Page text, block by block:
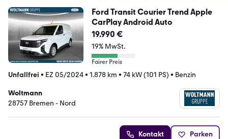
Ford Transit Courier Trend Apple
CarPlay Android Auto
19.990 €
19% MwSt.
Fairer Preis
Unfallfrei • EZ 05/2024• 1.878 km • 74 kW (101 PS) • Benzin
Woltmann
28757 Bremen - Nord
Kontakt Parken